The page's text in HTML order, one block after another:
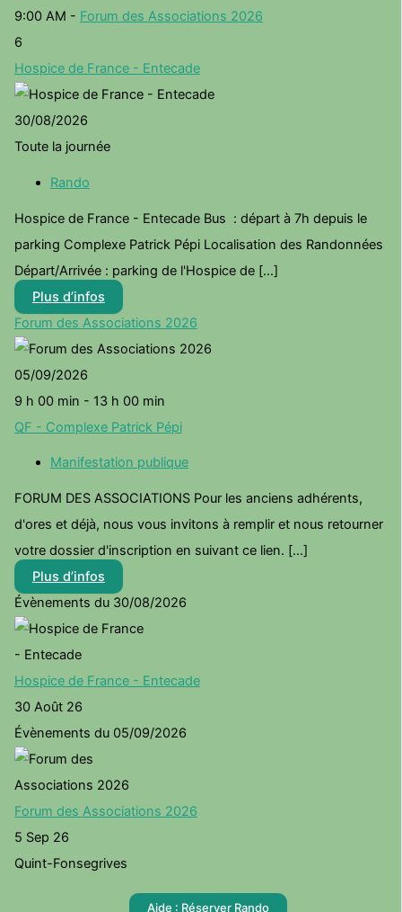
9:00 AM - Forum des Associations 2026
6
Hospice de France - Entecade
30/08/2026
Toute la journée
Rando
Hospice de France - Entecade Bus : départ à 7h depuis le
parking Complexe Patrick Pépi Localisation des Randonnées
Départ/Arrivée : parking de l'Hospice de [...]
Plus d’infos
Forum des Associations 2026
05/09/2026
9 h 00 min - 13 h 00 min
QF - Complexe Patrick Pépi
Manifestation publique
FORUM DES ASSOCIATIONS Pour les anciens adhérents,
d'ores et déjà, nous vous invitons à remplir et nous retourner
votre dossier d'inscription en suivant ce lien. [...]
Plus d’infos
Évènements du 30/08/2026
Hospice de France - Entecade
30 Août 26
Évènements du 05/09/2026
Forum des Associations 2026
5 Sep 26
Quint-Fonsegrives
Aide : Réserver Rando